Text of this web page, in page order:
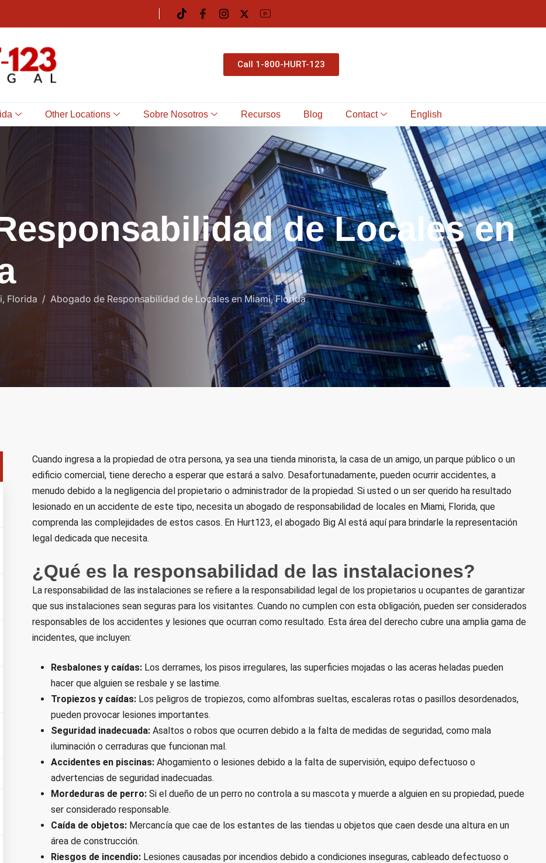
Call 1-800-HURT-123
Other Locations Sobre Nosotros Recursos Blog Contact English
esponsabilidad de Locales en
Florida Abogado de Responsabilidad de Locales en Miami, Florida
Cuando ingresa a la propiedad de otra persona, ya sea una tienda minorista, la casa de un amigo, un parque público o un
edificio comercial, tiene derecho a esperar que estará a salvo. Desafortunadamente, pueden ocurrir accidentes, a
menudo debido a la negligencia del propietario o administrador de la propiedad. Si usted o un ser querido ha resultado
lesionado en un accidente de este tipo, necesita un abogado de responsabilidad de locales en Miami, Florida, que
comprenda las complejidades de estos casos. En Hurt123, el abogado Big Al está aquí para brindarle la representación
legal dedicada que necesita.
¿Qué es la responsabilidad de las instalaciones?
La responsabilidad de las instalaciones se refiere a la responsabilidad legal de los propietarios u ocupantes de garantizar
que sus instalaciones sean seguras para los visitantes. Cuando no cumplen con esta obligación, pueden ser considerados
responsables de los accidentes y lesiones que ocurran como resultado. Esta área del derecho cubre una amplia gama de
incidentes, que incluyen:
Resbalones y caídas: Los derrames, los pisos irregulares, las superficies mojadas o las aceras heladas pueden
hacer que alguien se resbale y se lastime.
Tropiezos y caídas: Los peligros de tropiezos, como alfombras sueltas, escaleras rotas o pasillos desordenados,
pueden provocar lesiones importantes.
Seguridad inadecuada: Asaltos o robos que ocurren debido a la falta de medidas de seguridad, como mala
iluminación o cerraduras que funcionan mal.
Accidentes en piscinas: Ahogamiento o lesiones debido a la falta de supervisión, equipo defectuoso o
advertencias de seguridad inadecuadas.
Mordeduras de perro: Si el dueño de un perro no controla a su mascota y muerde a alguien en su propiedad, puede
ser considerado responsable.
Caída de objetos: Mercancía que cae de los estantes de las tiendas u objetos que caen desde una altura en un
área de construcción.
Riesgos de incendio: Lesiones causadas por incendios debido a condiciones inseguras, cableado defectuoso o